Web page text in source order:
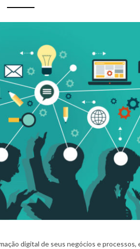
digital de seus negócios e